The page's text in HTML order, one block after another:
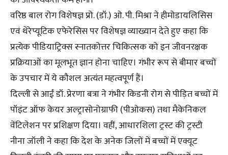
वरिष्ठ बाल रोग विशेषज्ञ प्रो. (डॉ.) ओ. पी. मिश्रा ने हीमोडायलिसिस
एवं थेरेप्यूटिक एफेरेसिस पर विशेषज्ञ व्याख्यान देते हुए कहा कि
प्रत्येक पीडियाट्रिक्स स्नातकोत्तर चिकित्सक को इन जीवनरक्षक
प्रक्रियाओं का मूलभूत ज्ञान होना चाहिए। गंभीर रूप से बीमार बच्चों
के उपचार में ये कौशल अत्यंत महत्वपूर्ण हैं।
दिल्ली से आईं डॉ. प्रेरणा बत्रा ने गंभीर किडनी रोग से पीड़ित बच्चों में
पॉइंट ऑफ केयर अल्ट्रासोनोग्राफी (पीओकस) तथा मैकेनिकल
वेंटिलेशन पर प्रशिक्षण दिया। वहीं, आधारशिला ट्रस्ट की ट्रस्टी
नीना जॉली ने कहा कि देश के अनेक जिलों में बच्चों में एक्यूट